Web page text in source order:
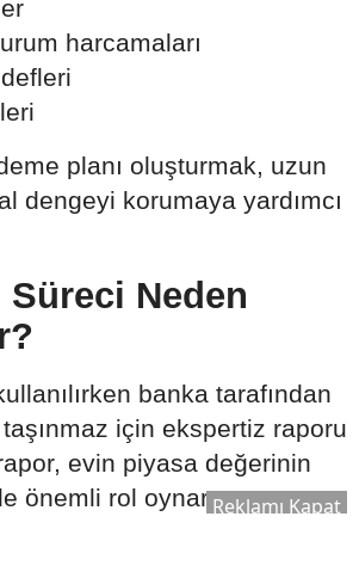
harcamaları
planı oluşturmak, uzun
dengeyi korumaya yardımcı
Neden
banka tarafından
taşınmaz için ekspertiz raporu
evin piyasa değerinin
önemli rol oynar.Reklamı Kapat